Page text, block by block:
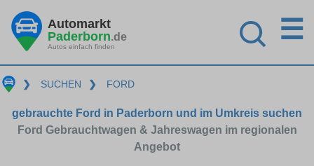
Automarkt
Paderborn.de
Autos einfach finden
☰
❯ SUCHEN ❯ FORD
gebrauchte Ford in Paderborn und im Umkreis suchen
Ford Gebrauchtwagen & Jahreswagen im regionalen
Angebot